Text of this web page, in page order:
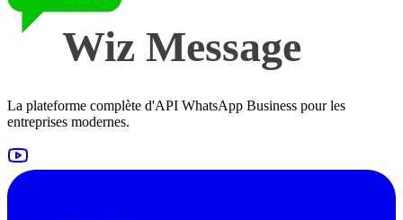
Wiz Message
La plateforme complète d'API WhatsApp Business pour les
entreprises modernes.